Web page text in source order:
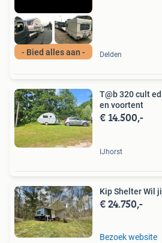
- Bied alles aan - Delden
T@b 320 cult
en voortent
€ 14.500,-
IJhorst
Kip
€ 24.750,-
Bezoek website